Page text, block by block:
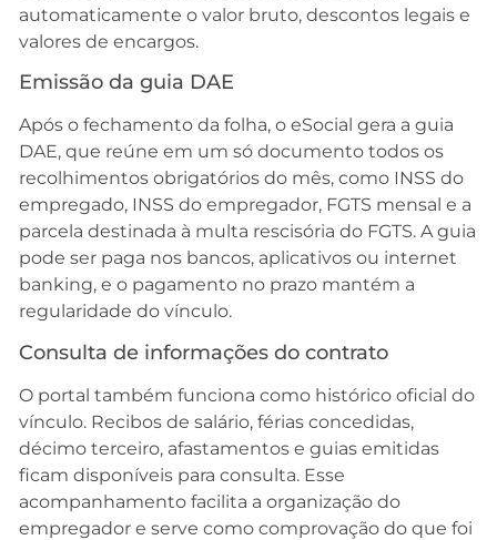
automaticamente o valor bruto, descontos legais e
valores de encargos.
Emissão da guia DAE
Após o fechamento da folha, o eSocial gera a guia
DAE, que reúne em um só documento todos os
recolhimentos obrigatórios do mês, como INSS do
empregado, INSS do empregador, FGTS mensal e a
parcela destinada à multa rescisória do FGTS. A guia
pode ser paga nos bancos, aplicativos ou internet
banking, e o pagamento no prazo mantém a
regularidade do vínculo.
Consulta de informações do contrato
O portal também funciona como histórico oficial do
vínculo. Recibos de salário, férias concedidas,
décimo terceiro, afastamentos e guias emitidas
ficam disponíveis para consulta. Esse
acompanhamento facilita a organização do
empregador e serve como comprovação do que foi